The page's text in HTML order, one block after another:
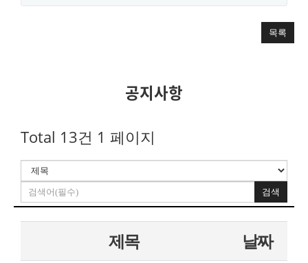
목록
공지사항
Total 13건 1 페이지
검색
제목 날짜